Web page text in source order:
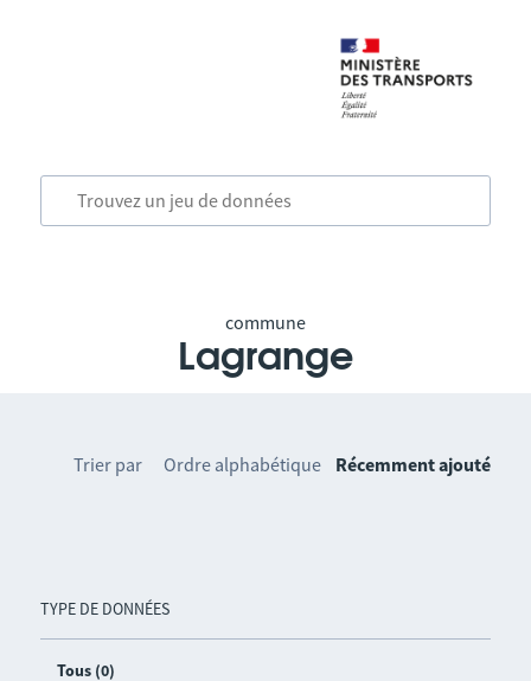
commune
Lagrange
TYPE DE DONNÉES
Tous (0)
Trier par Ordre alphabétique Récemment ajouté